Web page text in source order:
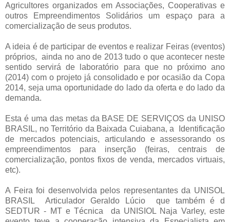
Agricultores organizados em Associações, Cooperativas e
outros Empreendimentos Solidários um espaço para a
comercialização de seus produtos.
A ideia é de participar de eventos e realizar Feiras (eventos)
próprios, ainda no ano de 2013 tudo o que acontecer neste
sentido servirá de laboratório para que no próximo ano
(2014) com o projeto já consolidado e por ocasião da Copa
2014, seja uma oportunidade do lado da oferta e do lado da
demanda.
Esta é uma das metas da BASE DE SERVIÇOS da UNISO
BRASIL, no Território da Baixada Cuiabana, a Identificação
de mercados potenciais, articulando e assessorando os
empreendimentos para inserção (feiras, centrais de
comercialização, pontos fixos de venda, mercados virtuais,
etc).
A Feira foi desenvolvida pelos representantes da UNISOL
BRASIL Articulador Geraldo Lúcio que também é d
SEDTUR - MT e Técnica da UNISIOL Naja Varley, este